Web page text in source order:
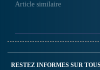
dans les villas, et on fête
Article similaire
RESTEZ INFORMES SUR